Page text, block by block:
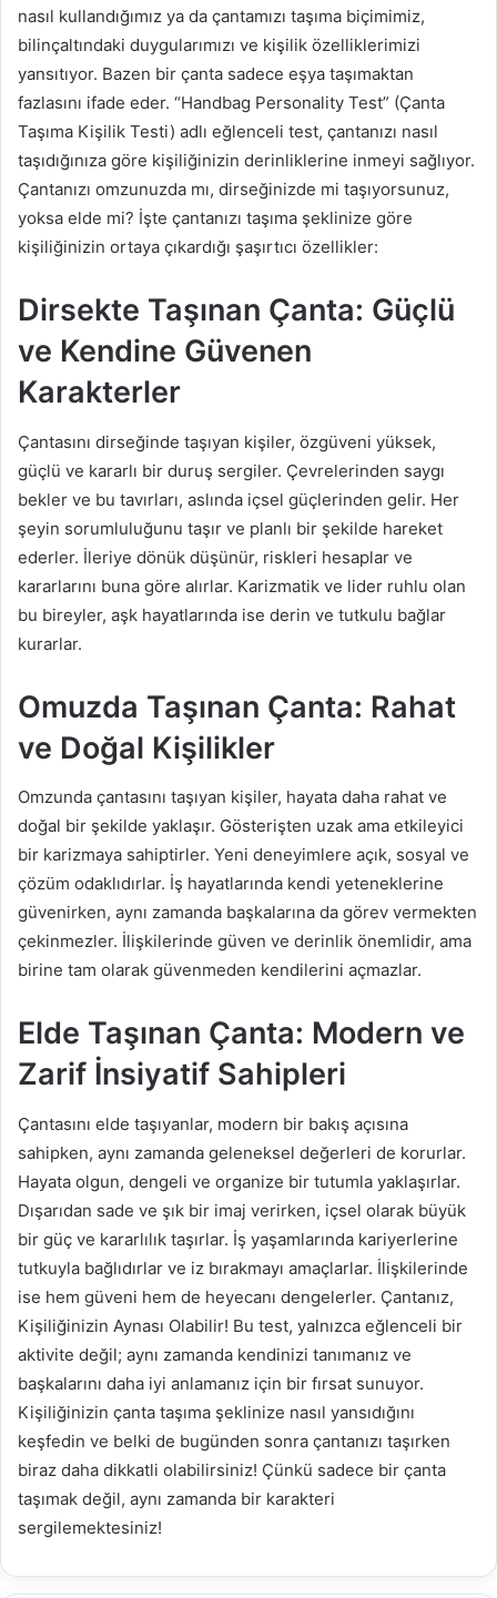
nasıl kullandığımız ya da çantamızı taşıma biçimimiz,
bilinçaltındaki duygularımızı ve kişilik özelliklerimizi
yansıtıyor. Bazen bir çanta sadece eşya taşımaktan
fazlasını ifade eder. “Handbag Personality Test” (Çanta
Taşıma Kişilik Testi) adlı eğlenceli test, çantanızı nasıl
taşıdığınıza göre kişiliğinizin derinliklerine inmeyi sağlıyor.
Çantanızı omzunuzda mı, dirseğinizde mi taşıyorsunuz,
yoksa elde mi? İşte çantanızı taşıma şeklinize göre
kişiliğinizin ortaya çıkardığı şaşırtıcı özellikler:
Dirsekte Taşınan Çanta: Güçlü
ve Kendine Güvenen
Karakterler
Çantasını dirseğinde taşıyan kişiler, özgüveni yüksek,
güçlü ve kararlı bir duruş sergiler. Çevrelerinden saygı
bekler ve bu tavırları, aslında içsel güçlerinden gelir. Her
şeyin sorumluluğunu taşır ve planlı bir şekilde hareket
ederler. İleriye dönük düşünür, riskleri hesaplar ve
kararlarını buna göre alırlar. Karizmatik ve lider ruhlu olan
bu bireyler, aşk hayatlarında ise derin ve tutkulu bağlar
kurarlar.
Omuzda Taşınan Çanta: Rahat
ve Doğal Kişilikler
Omzunda çantasını taşıyan kişiler, hayata daha rahat ve
doğal bir şekilde yaklaşır. Gösterişten uzak ama etkileyici
bir karizmaya sahiptirler. Yeni deneyimlere açık, sosyal ve
çözüm odaklıdırlar. İş hayatlarında kendi yeteneklerine
güvenirken, aynı zamanda başkalarına da görev vermekten
çekinmezler. İlişkilerinde güven ve derinlik önemlidir, ama
birine tam olarak güvenmeden kendilerini açmazlar.
Elde Taşınan Çanta: Modern ve
Zarif İnsiyatif Sahipleri
Çantasını elde taşıyanlar, modern bir bakış açısına
sahipken, aynı zamanda geleneksel değerleri de korurlar.
Hayata olgun, dengeli ve organize bir tutumla yaklaşırlar.
Dışarıdan sade ve şık bir imaj verirken, içsel olarak büyük
bir güç ve kararlılık taşırlar. İş yaşamlarında kariyerlerine
tutkuyla bağlıdırlar ve iz bırakmayı amaçlarlar. İlişkilerinde
ise hem güveni hem de heyecanı dengelerler. Çantanız,
Kişiliğinizin Aynası Olabilir! Bu test, yalnızca eğlenceli bir
aktivite değil; aynı zamanda kendinizi tanımanız ve
başkalarını daha iyi anlamanız için bir fırsat sunuyor.
Kişiliğinizin çanta taşıma şeklinize nasıl yansıdığını
keşfedin ve belki de bugünden sonra çantanızı taşırken
biraz daha dikkatli olabilirsiniz! Çünkü sadece bir çanta
taşımak değil, aynı zamanda bir karakteri
sergilemektesiniz!